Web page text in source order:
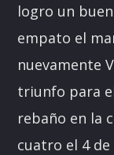
logro un
empato el
nuevamente
triunfo para
rebaño en la
cuatro el 4 de